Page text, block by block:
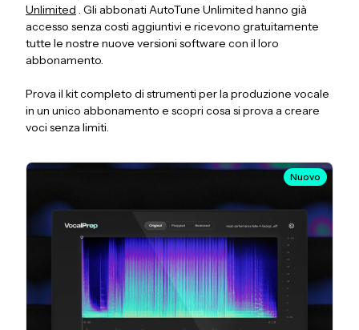
Unlimited . Gli abbonati AutoTune Unlimited hanno già
accesso senza costi aggiuntivi e ricevono gratuitamente
tutte le nostre nuove versioni software con il loro
abbonamento.
Prova il kit completo di strumenti per la produzione vocale
in un unico abbonamento e scopri cosa si prova a creare
voci senza limiti.
Nuovo